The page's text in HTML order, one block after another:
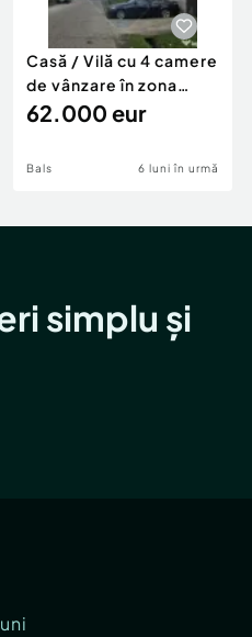
Casă / Vilă cu 4 camere
de vânzare în zona
Periferie
62.000 eur
Bals 6 luni în urmă
simplu și